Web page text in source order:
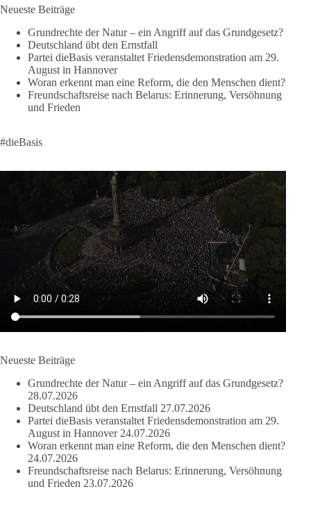
Die Gipfelerklärung liest sich jedoch wie ein Protokoll einer
industriellen Kriegskonferenz:
Neue Milliardenhilfen für die Ukraine, neue Verpflichtungen
für Europa, gigantische Rüstungsdeals, Ausbau der
Verteidigungsindustrie, Modernisierung der Streitkräfte, ein
klares Bekenntnis zur militärischen Abschreckung und dazu
Und wo war der Austausch über eine friedensorientierte
🟩🟩🟦🟦🟥🟥🟧🟧
dieBasis fordert als einzige Partei in Deutschland den Austritt
aus der NATO. Ein Gipfel, der mehr nach Rüstungsdeal als
nach Friedenspolitik klingt, wird niemals Sicherheit schaffen,
ob nun in Deutschland oder weltweit.
Quelle: https://www.tagesschau.de/ausland/asien/nato-
erklaerung-ankara-100.html
664 137 66 Auf Facebook ansehen
DieBasis
3 Tage(n) zuvor
Grundrechte der Natur – ein Angriff auf das Grundgesetz?
Neueste Beiträge
Grundrechte der Natur – ein Angriff auf das Grundgesetz?
Deutschland übt den Ernstfall
Partei dieBasis veranstaltet Friedensdemonstration am 29.
August in Hannover
Woran erkennt man eine Reform, die den Menschen dient?
Freundschaftsreise nach Belarus: Erinnerung, Versöhnung
und Frieden
#dieBasis
Neueste Beiträge
Grundrechte der Natur – ein Angriff auf das Grundgesetz?
28.07.2026
Deutschland übt den Ernstfall 27.07.2026
Partei dieBasis veranstaltet Friedensdemonstration am 29.
August in Hannover 24.07.2026
Woran erkennt man eine Reform, die den Menschen dient?
24.07.2026
Freundschaftsreise nach Belarus: Erinnerung, Versöhnung
und Frieden 23.07.2026